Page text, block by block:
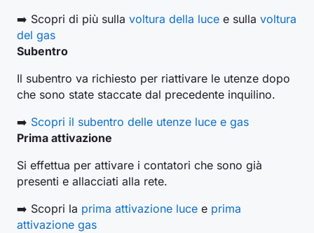
➡️ Scopri di più sulla voltura della luce e sulla voltura
del gas
Subentro
Il subentro va richiesto per riattivare le utenze dopo
che sono state staccate dal precedente inquilino.
➡️ Scopri il subentro delle utenze luce e gas
Prima attivazione
Si effettua per attivare i contatori che sono già
presenti e allacciati alla rete.
➡️ Scopri la prima attivazione luce e prima
attivazione gas